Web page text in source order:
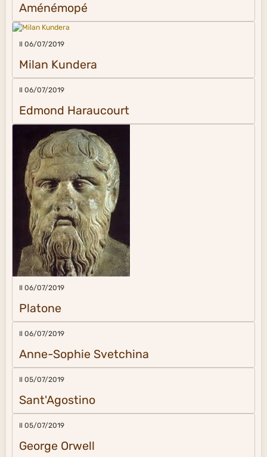
Aménémopé
Il 06/07/2019
Milan Kundera
Il 06/07/2019
Edmond Haraucourt
Il 06/07/2019
Platone
Il 06/07/2019
Anne-Sophie Svetchina
Il 05/07/2019
Sant'Agostino
Il 05/07/2019
George Orwell